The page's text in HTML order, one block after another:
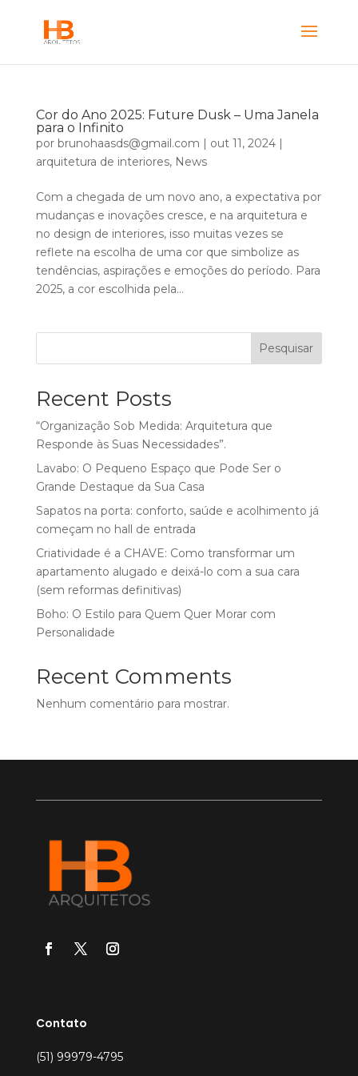
Cor do Ano 2025: Future Dusk – Uma Janela
para o Infinito
por brunohaasds@gmail.com | out 11, 2024|
arquitetura de interiores, News
Com a chegada de um novo ano, a expectativa por
mudanças e inovações cresce, e na arquitetura e
no design de interiores, isso muitas vezes se
reflete na escolha de uma cor que simbolize as
tendências, aspirações e emoções do período. Para
2025, a cor escolhida pela...
Pesquisar
Recent Posts
“Organização Sob Medida: Arquitetura que
Responde às Suas Necessidades”.
Lavabo: O Pequeno Espaço que Pode Ser o
Grande Destaque da Sua Casa
Sapatos na porta: conforto, saúde e acolhimento já
começam no hall de entrada
Criatividade é a CHAVE: Como transformar um
apartamento alugado e deixá-lo com a sua cara
(sem reformas definitivas)
Boho: O Estilo para Quem Quer Morar com
Personalidade
Recent Comments
Nenhum comentário para mostrar.
Contato
(51) 99979-4795